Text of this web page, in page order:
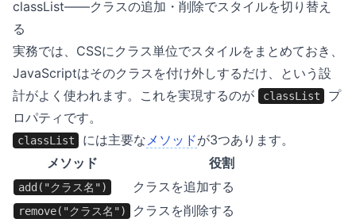
classList——クラスの追加・削除でスタイルを切り替え
る
実務では、CSSにクラス単位でスタイルをまとめておき、
JavaScriptはそのクラスを付け外しするだけ、という設
計がよく使われます。これを実現するのが
classList
プ
ロパティです。
classList には主要なメソッドが3つあります。
メソッド
役割
add("クラス名") クラスを追加する
remove("クラス名") クラスを削除する